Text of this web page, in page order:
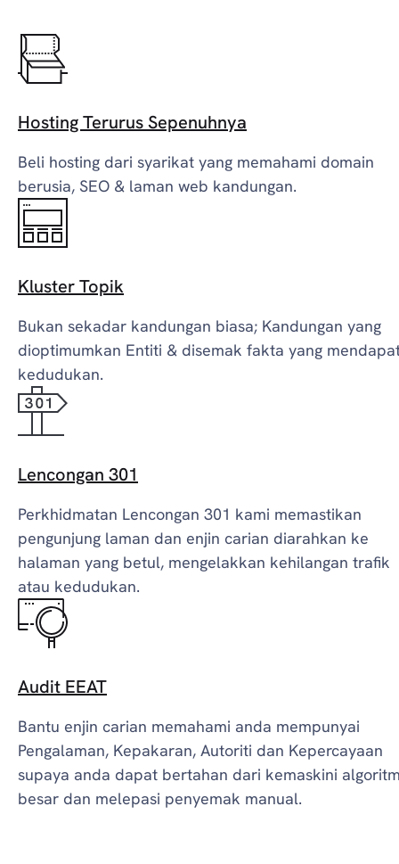
Hosting Terurus Sepenuhnya
Beli hosting dari syarikat yang memahami domain
berusia, SEO & laman web kandungan.
Kluster Topik
Bukan sekadar kandungan biasa; Kandungan yang
dioptimumkan Entiti & disemak fakta yang
kedudukan.
Lencongan 301
Perkhidmatan Lencongan 301 kami memastikan
pengunjung laman dan enjin carian diarahkan ke
halaman yang betul, mengelakkan kehilangan trafik
atau kedudukan.
Audit EEAT
Bantu enjin carian memahami anda mempunyai
Pengalaman, Kepakaran, Autoriti dan Kepercayaan
supaya anda dapat bertahan dari kemaskini
besar dan melepasi penyemak manual.